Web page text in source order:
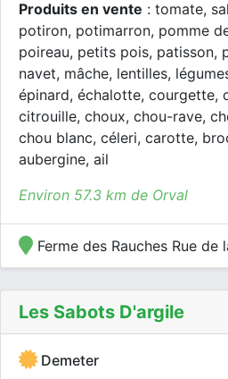
Produits en vente : tomate,
potiron, potimarron, pomme
poireau, petits pois, patisson,
navet, mâche, lentilles,
épinard, échalotte, courgette,
citrouille, choux, chou-rave,
chou blanc, céleri, carotte,
aubergine, ail
Environ 57.3 km de Orval
Ferme des Rauches Rue
Les Sabots D'argile
Demeter